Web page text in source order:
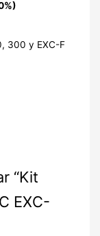
300 y EXC-F
“Kit
EXC-